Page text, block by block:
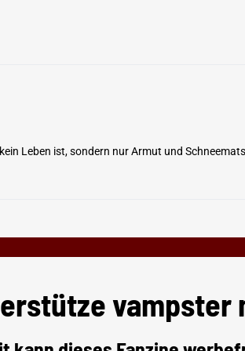
Leben ist, sondern nur Armut und
vampster